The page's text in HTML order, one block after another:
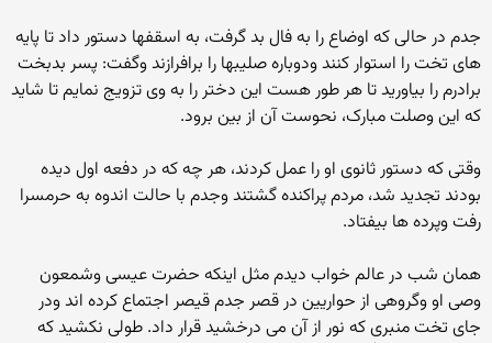
جدم در حالى که اوضاع را به فال بد گرفت، به اسقفها دستور داد تا پایه
هاى تخت را استوار کنند ودوباره صلیبها را برافرازند وگفت: پسر بدبخت
برادرم را بیاورید تا هر طور هست این دختر را به وى تزویج نمایم تا شاید
که این وصلت مبارک، نحوست آن از بین برود.
وقتى که دستور ثانوى او را عمل کردند، هر چه که در دفعه اول دیده
بودند تجدید شد، مردم پراکنده گشتند وجدم با حالت اندوه به حرمسرا
رفت وپرده ها بیفتاد.
همان شب در عالم خواب دیدم مثل اینکه حضرت عیسى وشمعون
وصى او وگروهى از حواریین در قصر جدم قیصر اجتماع کرده اند ودر
جاى تخت منبرى که نور از آن مى درخشید قرار داد. طولى نکشید که